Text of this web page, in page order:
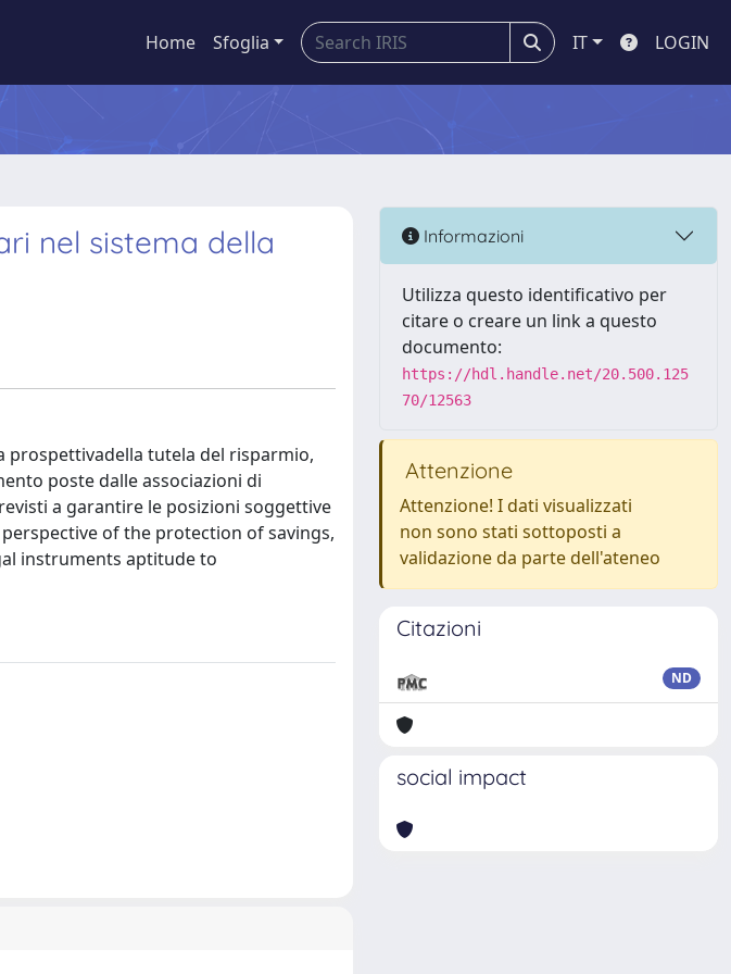
Home Sfoglia IT LOGIN
nel sistema della
prospettivadella tutela del risparmio,
poste dalle associazioni di
a garantire le posizioni soggettive
of the protection of savings,
instruments aptitude to
Informazioni
Utilizza questo identificativo per
citare o creare un link a questo
documento:
https://hdl.handle.net/20.500.125
70/12563
Attenzione
Attenzione! I dati visualizzati
non sono stati sottoposti a
validazione da parte dell'ateneo
Citazioni
ND
social impact